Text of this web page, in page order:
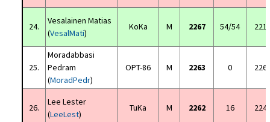
24.
Vesalainen Matias
(VesalMati)
KoKa M 2267 54/54
25.
Moradabbasi
Pedram
(MoradPedr)
OPT-86 M 2263 0
26.
Lee Lester
(LeeLest)
TuKa M 2262 16